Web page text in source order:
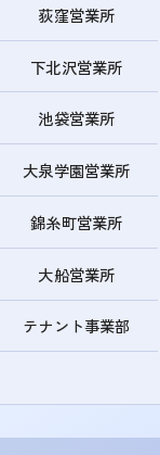
荻窪営業所
下北沢営業所
池袋営業所
大泉学園営業所
錦糸町営業所
大船営業所
テナント事業部